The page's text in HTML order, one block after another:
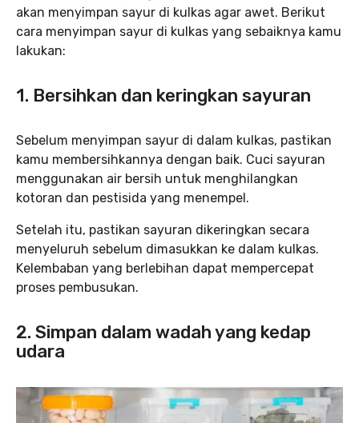
akan menyimpan sayur di kulkas agar awet. Berikut
cara menyimpan sayur di kulkas yang sebaiknya kamu
lakukan:
1. Bersihkan dan keringkan sayuran
Sebelum menyimpan sayur di dalam kulkas, pastikan
kamu membersihkannya dengan baik. Cuci sayuran
menggunakan air bersih untuk menghilangkan
kotoran dan pestisida yang menempel.
Setelah itu, pastikan sayuran dikeringkan secara
menyeluruh sebelum dimasukkan ke dalam kulkas.
Kelembaban yang berlebihan dapat mempercepat
proses pembusukan.
2. Simpan dalam wadah yang kedap
udara